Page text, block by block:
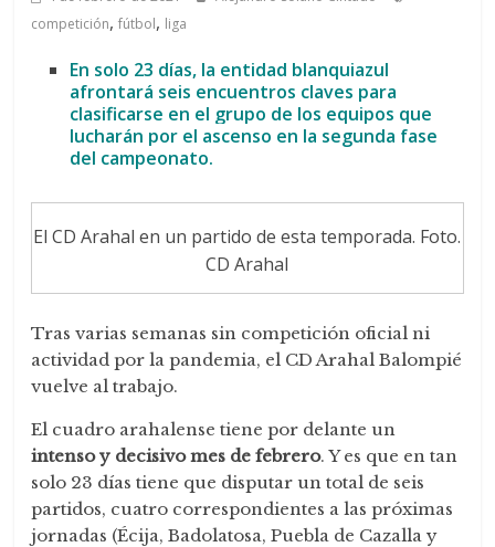
competición,fútbol, liga
En solo 23 días, la entidad blanquiazul
afrontará seis encuentros claves para
clasificarse en el grupo de los equipos que
lucharán por el ascenso en la segunda fase
del campeonato.
El CD Arahal en un partido de esta temporada. Foto.
CD Arahal
Tras varias semanas sin competición oficial ni
actividad por la pandemia, el CD Arahal Balompié
vuelve al trabajo.
El cuadro arahalense tiene por delante un
intenso y decisivo mes de febrero. Y es que en tan
solo 23 días tiene que disputar un total de seis
partidos, cuatro correspondientes a las próximas
jornadas (Écija, Badolatosa, Puebla de Cazalla y